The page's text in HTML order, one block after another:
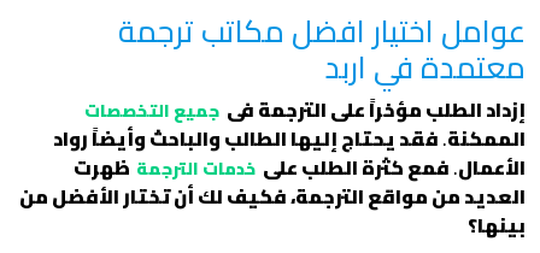
عوامل اختيار افضل مكاتب ترجمة
معتمدة في اربد
إزداد الطلب مؤخراً على الترجمة فى جميع التخصصات
الممكنة.فقد يحتاج إليها الطالب والباحث وأيضاً رواد
الأعمال.فمع كثرة الطلب على خدمات الترجمة ظهرت
العديد من مواقع الترجمة، فكيف لك أن تختار الأفضل من
بينها؟